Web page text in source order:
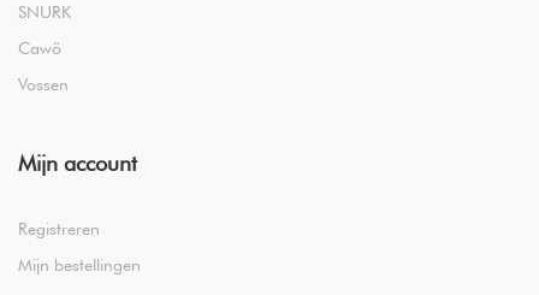
SNURK
Cawö
Vossen
Mijn account
Registreren
Mijn bestellingen